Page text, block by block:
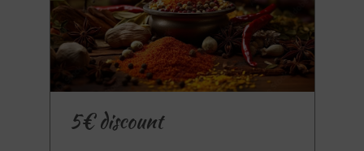
5€ discount